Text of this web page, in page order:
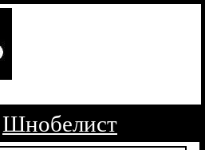
Шнобелист